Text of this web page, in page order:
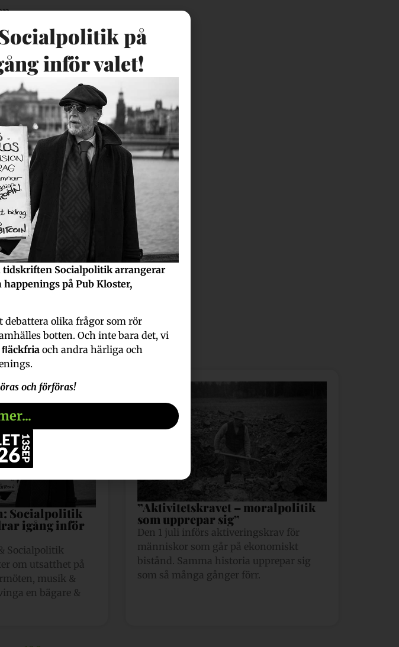
Socialpolitik
igång inför
Socialpolitik
om utsatthet på
musik &
en bägare &
”Aktivitetskravet – moralpolitik
som upprepar sig”
Den 1 juli införs aktiveringskrav för
människor som går på ekonomiskt
bistånd. Samma historia upprepar sig
som så många gånger förr.
på
inför valet!
tidskriften Socialpolitik arrangerar
på Pub Kloster,
olika frågor som rör
botten. Och inte bara det, vi
och andra härliga och
och förföras!